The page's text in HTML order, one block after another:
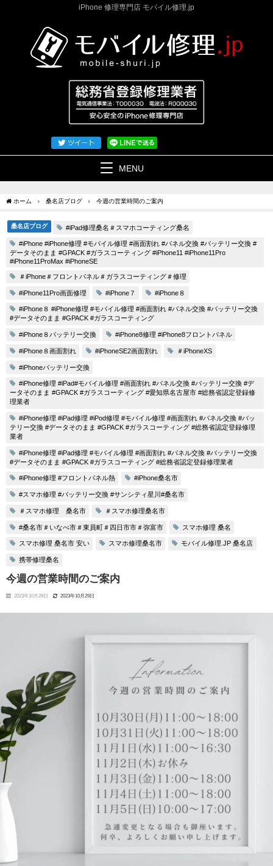
iPhone 修理専門店 モバイル修理.jp
MENU
ホーム 桑名店ブログ 今週の営業時間のご案内
桑名店ブログ #iPad修理桑名＃スマホコーティング桑名
#iPhone #iPhone修理 #モバイル修理 #画面割れ #パネル交換 #バッテリー交換 #
データそのまま #GPACK #ガラスコーティング #iPhone11 #iPhone11Pro
#iPhone11ProMax #iPhoneSE
＃iPhone＃フロントパネル＃ガラスコーティング＃修理
#iPhone11Pro画面修理 #iPhone７ #iPhone８
#iPhone８ #iPhone修理 #モバイル修理 #画面割れ #パネル交換 #バッテリー交換
#データそのまま #GPACK #ガラスコーティング
#iPhone８バッテリー交換 #iPhone8修理 #iPhone8フロントパネル
#iPhone８画面割れ #iPhoneSE2画面割れ ＃iPhoneXS
#iPhoneバッテリー交換
#iPhone修理 #iPad#モバイル修理 #画面割れ #パネル交換 #バッテリー交換 #デ
ータそのまま #GPACK #ガラスコーティング #愛知県名古屋市 #総務省認定登録修
理業者
#iPhone修理 #iPad修理 #iPod修理 #モバイル修理 #画面割れ #パネル交換 #バッ
テリー交換 #データそのまま #GPACK #ガラスコーティング #総務省認定登録修理
業者
#iPhone修理 #iPad修理 #モバイル修理 #画面割れ #パネル交換 #バッテリー交換
#データそのまま #GPACK #ガラスコーティング #総務省認定登録修理業者
#iPhone修理 #フロントパネル熱 #iPhone桑名市
#スマホ修理 #バッテリー交換 #サンシティ星川#桑名市
＃スマホ修理 桑名市 ＃スマホ修理桑名市
#桑名市＃いなべ市＃東員町＃四日市市＃弥富市 スマホ修理 桑名
スマホ修理 桑名市 安い スマホ修理桑名市 モバイル修理.JP 桑名店
携帯修理桑名
今週の営業時間のご案内
2023年10月29日 2023年10月29日